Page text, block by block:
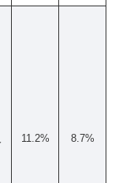
11.2% 8.7%